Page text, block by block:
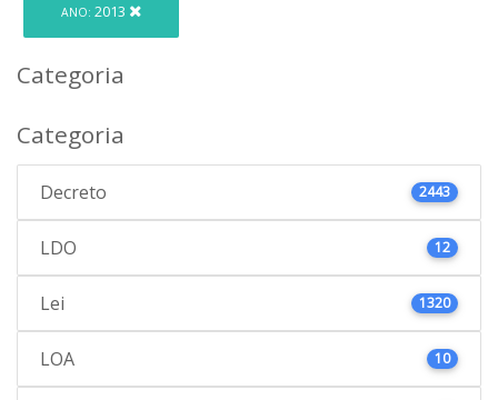
ANO: 2013
Categoria
Categoria
Decreto 2443
LDO 12
Lei 1320
LOA 10